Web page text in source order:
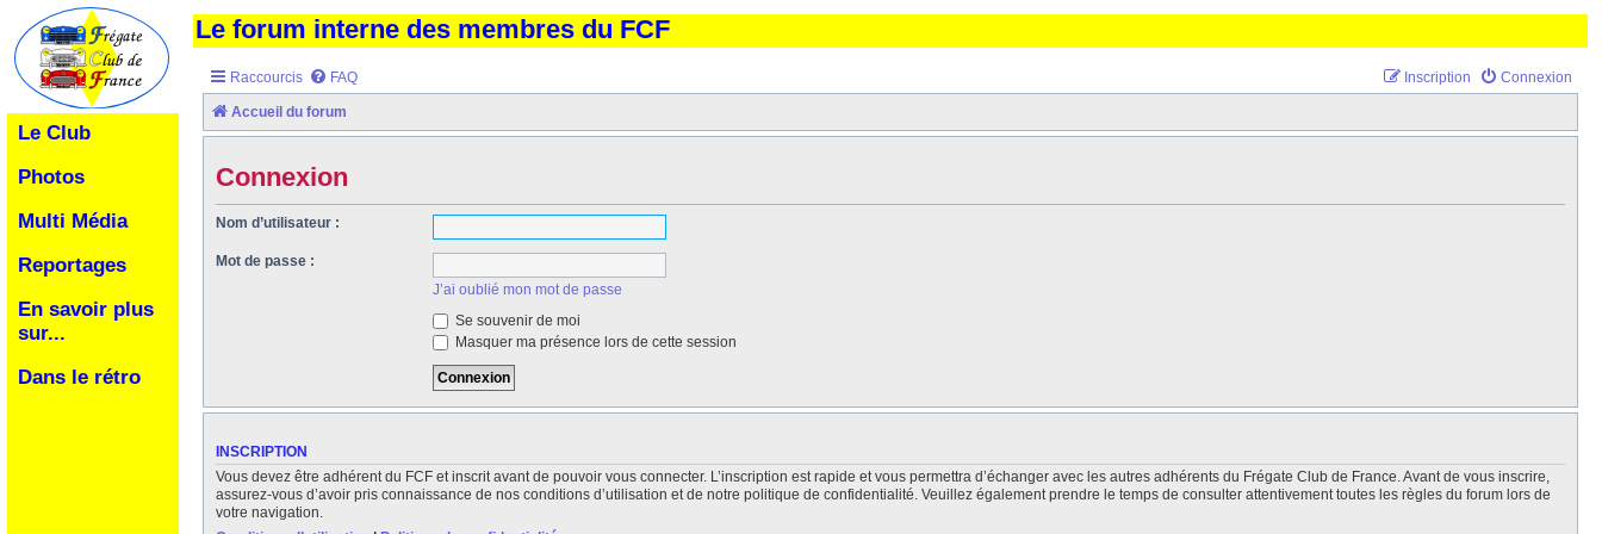
Le Club
Photos
Multi Média
Reportages
En savoir plus
sur...
Dans le rétro
Le forum interne des membres du FCF
Raccourcis FAQ Connexion
Inscription
Accueil du forum
Connexion
Nom d’utilisateur :
Mot de passe :
J’ai oublié mon mot de passe
Se souvenir de moi
Masquer ma présence lors de cette session
INSCRIPTION
Vous devez être adhérent du FCF et inscrit avant de pouvoir vous connecter. L’inscription est rapide et vous permettra d’échanger avec les autres adhérents du Frégate Club de France. Avant de vous inscrire,
assurez-vous d’avoir pris connaissance de nos conditions d’utilisation et de notre politique de confidentialité. Veuillez également prendre le temps de consulter attentivement toutes les règles du forum lors de
votre navigation.